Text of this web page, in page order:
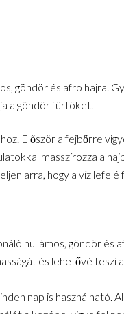
göndör és afro hajra.
a göndör fürtöket.
Először a fejbőrre
masszírozza a
arra, hogy a víz lefelé
hullámos, göndör és
és lehetővé teszi
nap is használható.